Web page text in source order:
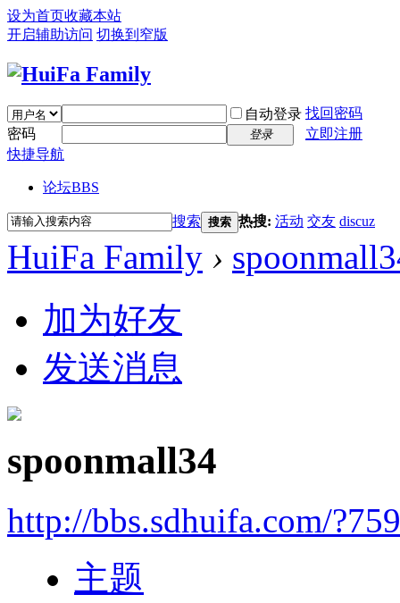
设为首页收藏本站
开启辅助访问 切换到窄版
自动登录 找回密码
密码
登录
立即注册
快捷导航
论坛BBS
搜索 搜索 热搜: 活动 交友 discuz
HuiFa Family ›
加为好友
发送消息
spoonmall34
http://bbs.sdhuifa.com/
主题